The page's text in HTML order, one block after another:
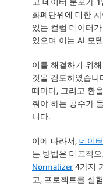
화폐단위에 대한
있는 컬럼 데이터
있으며 이는 AI 모
이를 해결하기 위
것을 검토하였습니
때마다, 그리고 환
줘야 하는 공수가
니다.
이에 따라서, 데이
는 방법은 대표적으
Normalizer4가지
고, 프로젝트를 실